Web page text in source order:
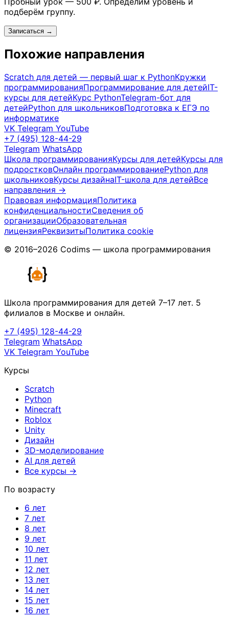
подберём группу.
Записаться →
Похожие направления
Scratch для детей — первый шаг к PythonКружки
программированияПрограммирование для детейIT-
курсы для детейКурс PythonTelegram-бот для
детейPython для школьниковПодготовка к ЕГЭ по
информатике
VK Telegram YouTube
+7 (495) 128-44-29
Telegram WhatsApp
Школа программированияКурсы для детейКурсы для
подростковОнлайн программированиеPython для
школьниковКурсы дизайнаIT-школа для детейВсе
направления →
Правовая информацияПолитика
конфиденциальностиСведения об
организацииОбразовательная
лицензияРеквизитыПолитика cookie
© 2016–2026 Codims — школа программирования
Школа программирования для детей 7–17 лет. 5
филиалов в Москве и онлайн.
+7 (495) 128-44-29
Telegram WhatsApp
VK Telegram YouTube
Курсы
Scratch
Python
Minecraft
Roblox
Unity
Дизайн
3D-моделирование
AI для детей
Все курсы →
По возрасту
6 лет
7 лет
8 лет
9 лет
10 лет
11 лет
12 лет
13 лет
14 лет
15 лет
16 лет